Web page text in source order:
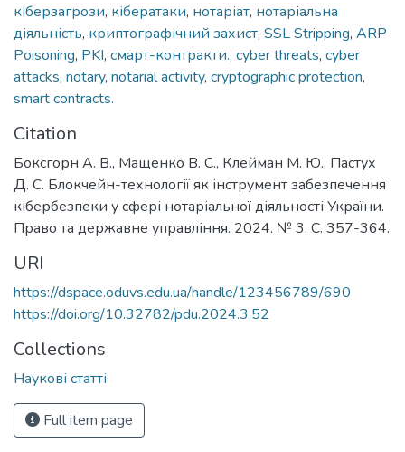
кіберзагрози, кібератаки, нотаріат, нотаріальна
діяльність, криптографічний захист, SSL Stripping, ARP
Poisoning, PKI, смарт-контракти., cyber threats, cyber
attacks, notary, notarial activity, cryptographic protection,
smart contracts.
Citation
Боксгорн А. В., Мащенко В. С., Клейман М. Ю., Пастух
Д. С. Блокчейн-технології як інструмент забезпечення
кібербезпеки у сфері нотаріальної діяльності України.
Право та державне управління. 2024. № 3. С. 357-364.
URI
https://dspace.oduvs.edu.ua/handle/123456789/690
https://doi.org/10.32782/pdu.2024.3.52
Collections
Наукові статті
Full item page